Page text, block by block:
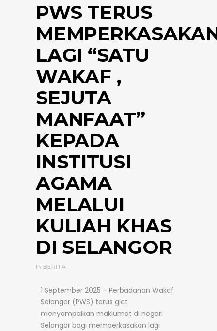
PWS TERUS
LAGI “SATU
WAKAF ,
SEJUTA
MANFAAT”
KEPADA
INSTITUSI
AGAMA
MELALUI
KULIAH KHAS
DI SELANGOR
IN BERITA
1 September 2025 – Perbadanan Wakaf
Selangor (PWS) terus giat
menyampaikan maklumat di negeri
Selangor bagi memperkasakan lagi